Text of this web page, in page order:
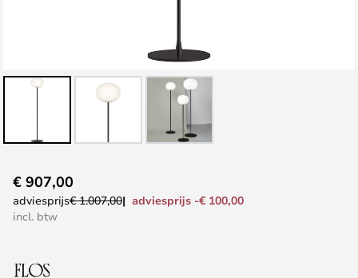
naar
het
de
€ 907,00
adviesprijs€ 1.007,00
adviesprijs -€ 100,00
incl. btw